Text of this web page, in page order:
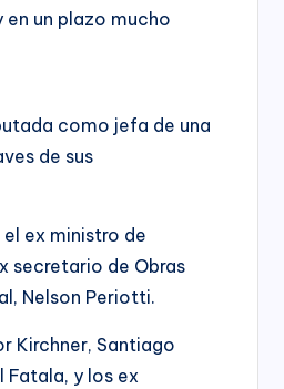
en un plazo mucho
como jefa de una
de sus
ex ministro de
secretario de Obras
Nelson Periotti.
Kirchner, Santiago
Fatala, y los ex